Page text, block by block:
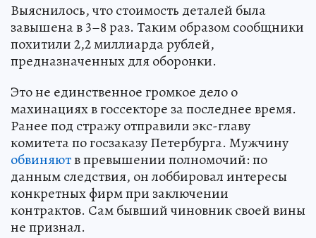
Выяснилось, что стоимость деталей была
завышена в 3–8 раз. Таким образом сообщники
похитили 2,2 миллиарда рублей,
предназначенных для оборонки.
Это не единственное громкое дело о
махинациях в госсекторе за последнее время.
Ранее под стражу отправили экс-главу
комитета по госзаказу Петербурга. Мужчину
обвиняютв превышении полномочий: по
данным следствия, он лоббировал интересы
конкретных фирм при заключении
контрактов. Сам бывший чиновник своей вины
не признал.